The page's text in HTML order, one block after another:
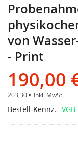
von
- Print
190,00
203,30 € Inkl. MwSt.
Bestell-Kennz.